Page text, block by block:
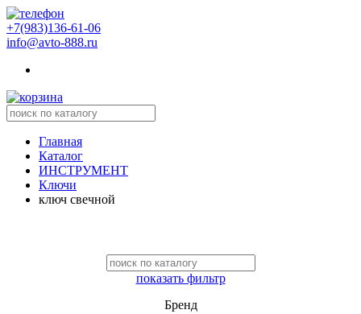
+7(983)136-61-06
info@avto-888.ru
Главная
Каталог
ИНСТРУМЕНТ
Ключи
ключ свечной
показать фильтр
Бренд